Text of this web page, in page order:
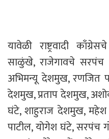
यावेळी राष्ट्रवादी
साळुंखे, राजेगावचे
अभिमन्यू देशमुख, रणजित
देशमुख, प्रताप देशमुख,
घंटे, शाहुराज देशमुख, महेश
पाटील, योगेश घंटे, सरपंच